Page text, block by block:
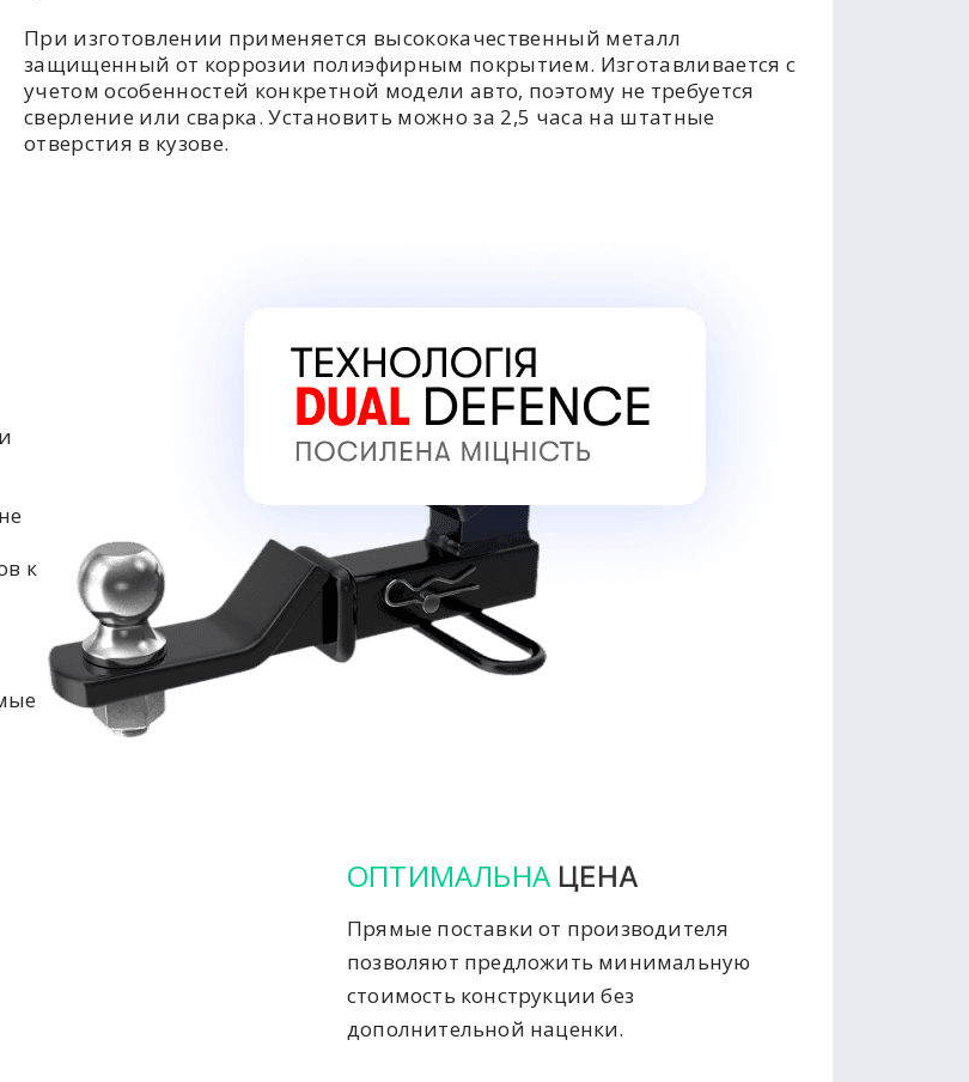
При изготовлении применяется высококачественный металл
защищенный от коррозии полиэфирным покрытием. Изготавливается с
учетом особенностей конкретной модели авто, поэтому не требуется
сверление или сварка. Установить можно за 2,5 часа на штатные
отверстия в кузове.
к
ОПТИМАЛЬНА ЦЕНА
Прямые поставки от производителя
позволяют предложить минимальную
стоимость конструкции без
дополнительной наценки.